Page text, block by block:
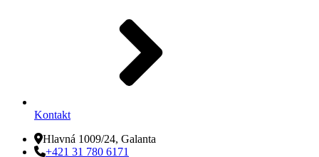
Kontakt
Hlavná 1009/24, Galanta
+421 31 780 6171